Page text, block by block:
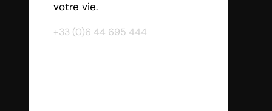
votre vie.
+33 (0)6 44 695 444